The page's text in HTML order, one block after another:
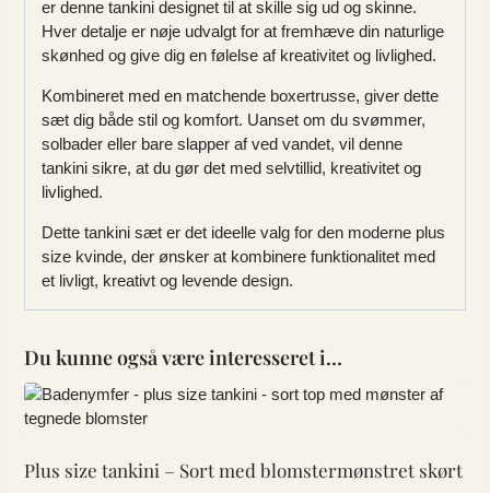
er denne tankini designet til at skille sig ud og skinne.
Hver detalje er nøje udvalgt for at fremhæve din naturlige
skønhed og give dig en følelse af kreativitet og livlighed.
Kombineret med en matchende boxertrusse, giver dette
sæt dig både stil og komfort. Uanset om du svømmer,
solbader eller bare slapper af ved vandet, vil denne
tankini sikre, at du gør det med selvtillid, kreativitet og
livlighed.
Dette tankini sæt er det ideelle valg for den moderne plus
size kvinde, der ønsker at kombinere funktionalitet med
et livligt, kreativt og levende design.
Du kunne også være interesseret i…
Plus size tankini – Sort med blomstermønstret skørt